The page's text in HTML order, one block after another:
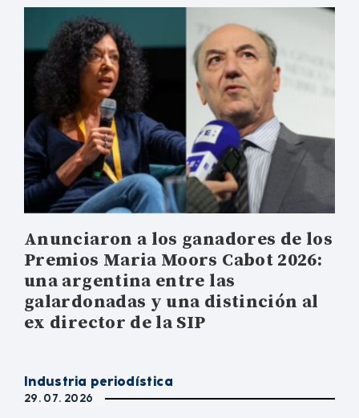
Anunciaron a los ganadores de los
Premios Maria Moors Cabot 2026:
una argentina entre las
galardonadas y una distinción al
ex director de la SIP
Industria periodística
29. 07. 2026